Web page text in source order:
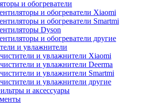
и обогреватели
и обогреватели Xiaomi
и обогреватели Smartmi
Dyson
и обогреватели другие
и увлажнители
и увлажнители Xiaomi
и увлажнители Deerma
и увлажнители Smartmi
и увлажнители другие
и аксессуары